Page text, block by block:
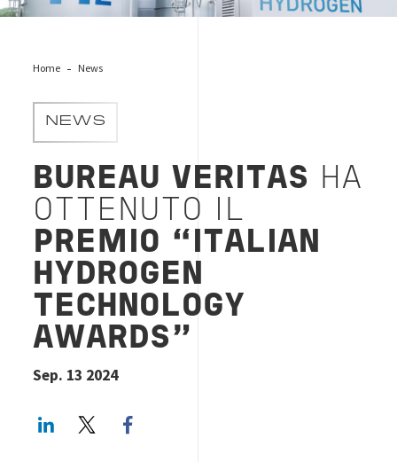
Home News
NEWS
BUREAU VERITAS
HA
OTTENUTO IL
PREMIO “ITALIAN
HYDROGEN
TECHNOLOGY
AWARDS”
Sep. 13 2024
LinkedInTwitter